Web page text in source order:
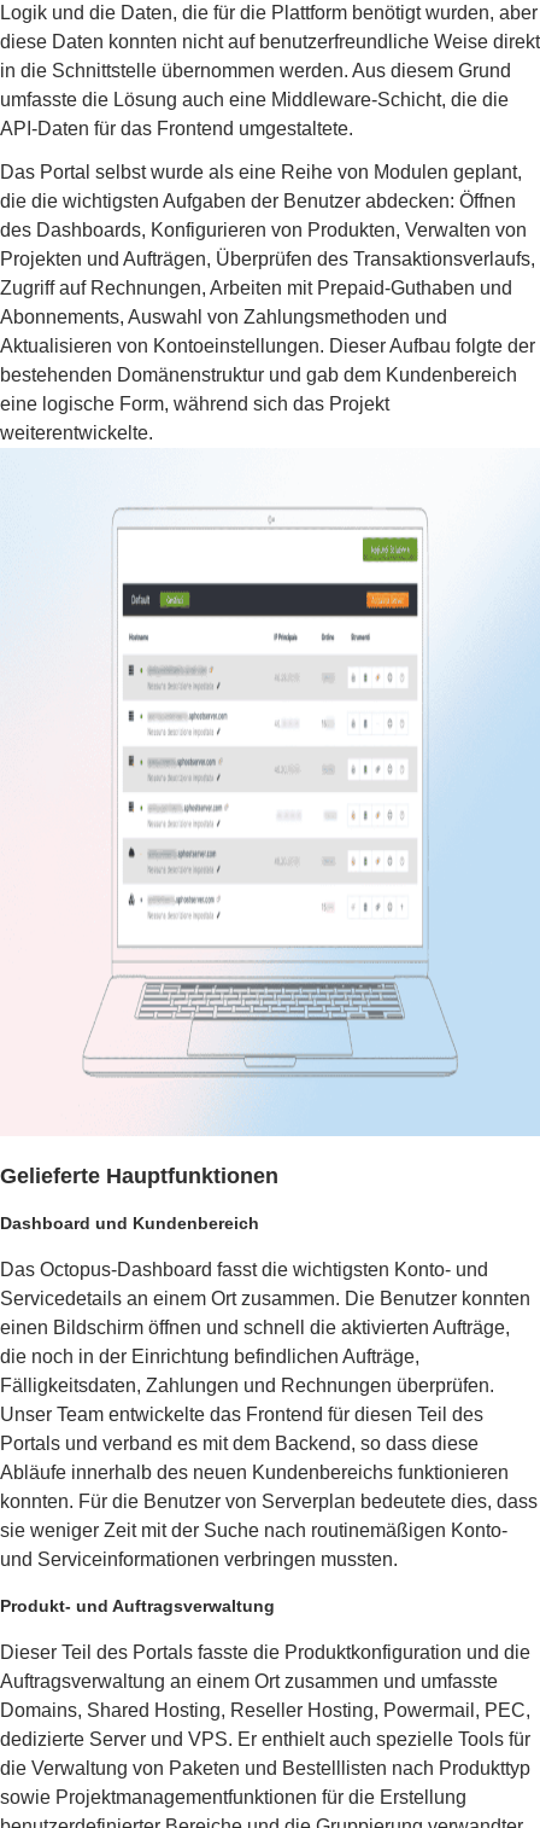
Logik und die Daten, die für die Plattform benötigt wurden, aber
diese Daten konnten nicht auf benutzerfreundliche Weise direkt
in die Schnittstelle übernommen werden. Aus diesem Grund
umfasste die Lösung auch eine Middleware-Schicht, die die
API-Daten für das Frontend umgestaltete.
Das Portal selbst wurde als eine Reihe von Modulen geplant,
die die wichtigsten Aufgaben der Benutzer abdecken: Öffnen
des Dashboards, Konfigurieren von Produkten, Verwalten von
Projekten und Aufträgen, Überprüfen des Transaktionsverlaufs,
Zugriff auf Rechnungen, Arbeiten mit Prepaid-Guthaben und
Abonnements, Auswahl von Zahlungsmethoden und
Aktualisieren von Kontoeinstellungen. Dieser Aufbau folgte der
bestehenden Domänenstruktur und gab dem Kundenbereich
eine logische Form, während sich das Projekt
weiterentwickelte.
Gelieferte Hauptfunktionen
Dashboard und Kundenbereich
Das Octopus-Dashboard fasst die wichtigsten Konto- und
Servicedetails an einem Ort zusammen. Die Benutzer konnten
einen Bildschirm öffnen und schnell die aktivierten Aufträge,
die noch in der Einrichtung befindlichen Aufträge,
Fälligkeitsdaten, Zahlungen und Rechnungen überprüfen.
Unser Team entwickelte das Frontend für diesen Teil des
Portals und verband es mit dem Backend, so dass diese
Abläufe innerhalb des neuen Kundenbereichs funktionieren
konnten. Für die Benutzer von Serverplan bedeutete dies, dass
sie weniger Zeit mit der Suche nach routinemäßigen Konto-
und Serviceinformationen verbringen mussten.
Produkt- und Auftragsverwaltung
Dieser Teil des Portals fasste die Produktkonfiguration und die
Auftragsverwaltung an einem Ort zusammen und umfasste
Domains, Shared Hosting, Reseller Hosting, Powermail, PEC,
dedizierte Server und VPS. Er enthielt auch spezielle Tools für
die Verwaltung von Paketen und Bestelllisten nach Produkttyp
sowie Projektmanagementfunktionen für die Erstellung